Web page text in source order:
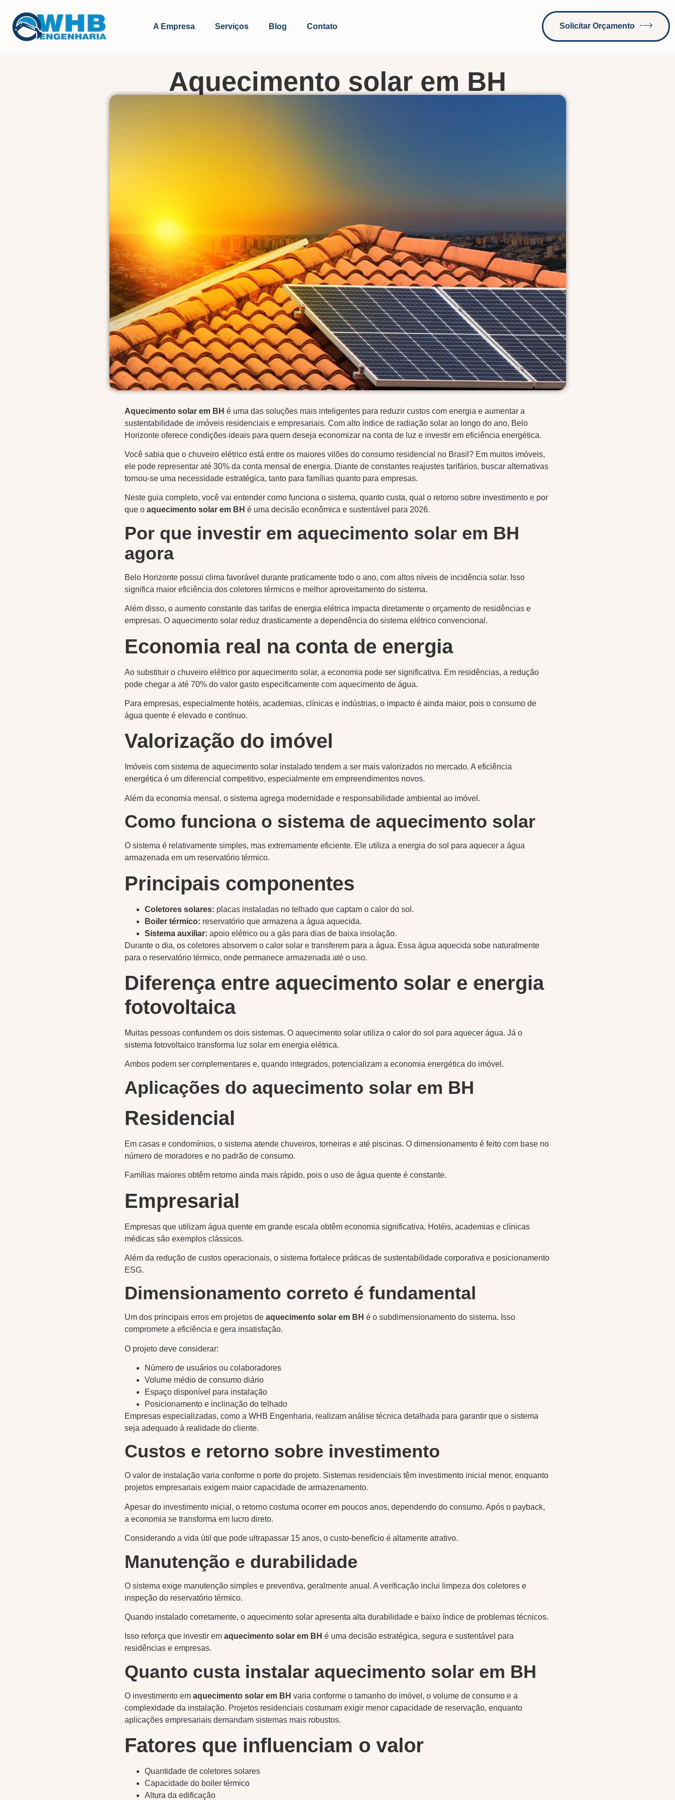
A Empresa Serviços Blog Contato Solicitar Orçamento
Aquecimento solar em BH
Aquecimento solar em BH é uma das soluções mais inteligentes para reduzir custos com energia e aumentar a
sustentabilidade de imóveis residenciais e empresariais. Com alto índice de radiação solar ao longo do ano, Belo
Horizonte oferece condições ideais para quem deseja economizar na conta de luz e investir em eficiência energética.
Você sabia que o chuveiro elétrico está entre os maiores vilões do consumo residencial no Brasil? Em muitos imóveis,
ele pode representar até 30% da conta mensal de energia. Diante de constantes reajustes tarifários, buscar alternativas
tornou-se uma necessidade estratégica, tanto para famílias quanto para empresas.
Neste guia completo, você vai entender como funciona o sistema, quanto custa, qual o retorno sobre investimento e por
que o aquecimento solar em BH é uma decisão econômica e sustentável para 2026.
Por que investir em aquecimento solar em BH
agora
Belo Horizonte possui clima favorável durante praticamente todo o ano, com altos níveis de incidência solar. Isso
significa maior eficiência dos coletores térmicos e melhor aproveitamento do sistema.
Além disso, o aumento constante das tarifas de energia elétrica impacta diretamente o orçamento de residências e
empresas. O aquecimento solar reduz drasticamente a dependência do sistema elétrico convencional.
Economia real na conta de energia
Ao substituir o chuveiro elétrico por aquecimento solar, a economia pode ser significativa. Em residências, a redução
pode chegar a até 70% do valor gasto especificamente com aquecimento de água.
Para empresas, especialmente hotéis, academias, clínicas e indústrias, o impacto é ainda maior, pois o consumo de
água quente é elevado e contínuo.
Valorização do imóvel
Imóveis com sistema de aquecimento solar instalado tendem a ser mais valorizados no mercado. A eficiência
energética é um diferencial competitivo, especialmente em empreendimentos novos.
Além da economia mensal, o sistema agrega modernidade e responsabilidade ambiental ao imóvel.
Como funciona o sistema de aquecimento solar
O sistema é relativamente simples, mas extremamente eficiente. Ele utiliza a energia do sol para aquecer a água
armazenada em um reservatório térmico.
Principais componentes
Coletores solares: placas instaladas no telhado que captam o calor do sol.
Boiler térmico: reservatório que armazena a água aquecida.
Sistema auxiliar: apoio elétrico ou a gás para dias de baixa insolação.
Durante o dia, os coletores absorvem o calor solar e transferem para a água. Essa água aquecida sobe naturalmente
para o reservatório térmico, onde permanece armazenada até o uso.
Diferença entre aquecimento solar e energia
fotovoltaica
Muitas pessoas confundem os dois sistemas. O aquecimento solar utiliza o calor do sol para aquecer água. Já o
sistema fotovoltaico transforma luz solar em energia elétrica.
Ambos podem ser complementares e, quando integrados, potencializam a economia energética do imóvel.
Aplicações do aquecimento solar em BH
Residencial
Em casas e condomínios, o sistema atende chuveiros, torneiras e até piscinas. O dimensionamento é feito com base no
número de moradores e no padrão de consumo.
Famílias maiores obtêm retorno ainda mais rápido, pois o uso de água quente é constante.
Empresarial
Empresas que utilizam água quente em grande escala obtêm economia significativa. Hotéis, academias e clínicas
médicas são exemplos clássicos.
Além da redução de custos operacionais, o sistema fortalece práticas de sustentabilidade corporativa e posicionamento
ESG.
Dimensionamento correto é fundamental
Um dos principais erros em projetos de aquecimento solar em BH é o subdimensionamento do sistema. Isso
compromete a eficiência e gera insatisfação.
O projeto deve considerar:
Número de usuários ou colaboradores
Volume médio de consumo diário
Espaço disponível para instalação
Posicionamento e inclinação do telhado
Empresas especializadas, como a WHB Engenharia, realizam análise técnica detalhada para garantir que o sistema
seja adequado à realidade do cliente.
Custos e retorno sobre investimento
O valor de instalação varia conforme o porte do projeto. Sistemas residenciais têm investimento inicial menor, enquanto
projetos empresariais exigem maior capacidade de armazenamento.
Apesar do investimento inicial, o retorno costuma ocorrer em poucos anos, dependendo do consumo. Após o payback,
a economia se transforma em lucro direto.
Considerando a vida útil que pode ultrapassar 15 anos, o custo-benefício é altamente atrativo.
Manutenção e durabilidade
O sistema exige manutenção simples e preventiva, geralmente anual. A verificação inclui limpeza dos coletores e
inspeção do reservatório térmico.
Quando instalado corretamente, o aquecimento solar apresenta alta durabilidade e baixo índice de problemas técnicos.
Isso reforça que investir em aquecimento solar em BH é uma decisão estratégica, segura e sustentável para
residências e empresas.
Quanto custa instalar aquecimento solar em BH
O investimento em aquecimento solar em BH varia conforme o tamanho do imóvel, o volume de consumo e a
complexidade da instalação. Projetos residenciais costumam exigir menor capacidade de reservação, enquanto
aplicações empresariais demandam sistemas mais robustos.
Fatores que influenciam o valor
Quantidade de coletores solares
Capacidade do boiler térmico
Altura da edificação